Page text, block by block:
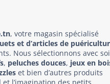
, votre magasin spécialisé
et d’articles de
Nous sélectionnons avec
, peluches douces, jeux en
et bien d’autres produits